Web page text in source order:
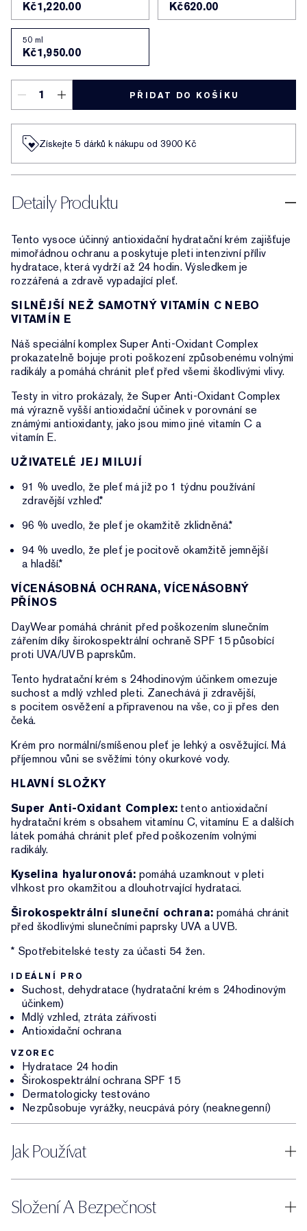
Kč1,220.00 Kč620.00
50 ml
Kč1,950.00
PŘIDAT DO KOŠÍKU
Získejte 5 dárků k nákupu od 3900 Kč
Detaily Produktu
Tento vysoce účinný antioxidační hydratační krém zajišťuje
mimořádnou ochranu a poskytuje pleti intenzivní příliv
hydratace, která vydrží až 24 hodin. Výsledkem je
rozzářená a zdravě vypadající pleť.
SILNĚJŠÍ NEŽ SAMOTNÝ VITAMÍN C NEBO
VITAMÍN E
Náš speciální komplex Super Anti-Oxidant Complex
prokazatelně bojuje proti poškození způsobenému volnými
radikály a pomáhá chránit pleť před všemi škodlivými vlivy.
Testy in vitro prokázaly, že Super Anti-Oxidant Complex
má výrazně vyšší antioxidační účinek v porovnání se
známými antioxidanty, jako jsou mimo jiné vitamín C a
vitamín E.
UŽIVATELÉ JEJ MILUJÍ
91 % uvedlo, že pleť má již po 1 týdnu používání
zdravější vzhled.*
96 % uvedlo, že pleť je okamžitě zklidněná.*
94 % uvedlo, že pleť je pocitově okamžitě jemnější
a hladší.*
VÍCENÁSOBNÁ OCHRANA, VÍCENÁSOBNÝ
PŘÍNOS
DayWear pomáhá chránit před poškozením slunečním
zářením díky širokospektrální ochraně SPF 15 působící
proti UVA/UVB paprskům.
Tento hydratační krém s 24hodinovým účinkem omezuje
suchost a mdlý vzhled pleti. Zanechává ji zdravější,
s pocitem osvěžení a připravenou na vše, co ji přes den
čeká.
Krém pro normální/smíšenou pleť je lehký a osvěžující. Má
příjemnou vůni se svěžími tóny okurkové vody.
HLAVNÍ SLOŽKY
Super Anti-Oxidant Complex: tento antioxidační
hydratační krém s obsahem vitamínu C, vitamínu E a dalších
látek pomáhá chránit pleť před poškozením volnými
radikály.
Kyselina hyaluronová: pomáhá uzamknout v pleti
vlhkost pro okamžitou a dlouhotrvající hydrataci.
Širokospektrální sluneční ochrana: pomáhá chránit
před škodlivými slunečními paprsky UVA a UVB.
* Spotřebitelské testy za účasti 54 žen.
IDEÁLNÍ PRO
Suchost, dehydratace (hydratační krém s 24hodinovým
účinkem)
Mdlý vzhled, ztráta zářivosti
Antioxidační ochrana
VZOREC
Hydratace 24 hodin
Širokospektrální ochrana SPF 15
Dermatologicky testováno
Nezpůsobuje vyrážky, neucpává póry (neaknegenní)
Jak Používat
Složení A Bezpečnost